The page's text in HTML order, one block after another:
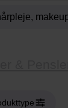
& Pensler